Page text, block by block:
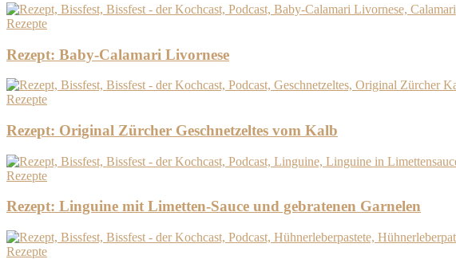
Rezepte
Rezept: Baby-Calamari Livornese
Rezepte
Rezept: Original Zürcher Geschnetzeltes vom Kalb
Rezepte
Rezept: Linguine mit Limetten-Sauce und gebratenen Garnelen
Rezepte